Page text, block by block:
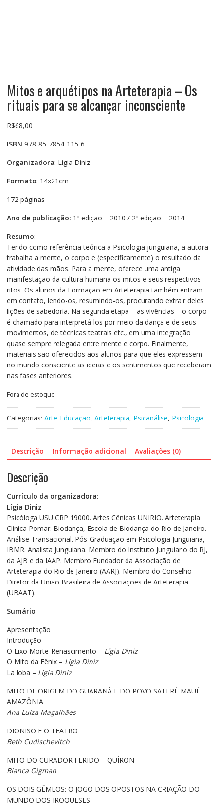
Mitos e arquétipos na Arteterapia – Os
rituais para se alcançar inconsciente
R$68,00
ISBN 978-85-7854-115-6
Organizadora: Lígia Diniz
Formato: 14x21cm
172 páginas
Ano de publicação: 1º edição – 2010 / 2º edição – 2014
Resumo:
Tendo como referência teórica a Psicologia junguiana, a autora
trabalha a mente, o corpo e (especificamente) o resultado da
atividade das mãos. Para a mente, oferece uma antiga
manifestação da cultura humana os mitos e seus respectivos
ritos. Os alunos da Formação em Arteterapia também entram
em contato, lendo-os, resumindo-os, procurando extrair deles
lições de sabedoria. Na segunda etapa – as vivências – o corpo
é chamado para interpretá-los por meio da dança e de seus
movimentos, de técnicas teatrais etc., em uma integração
quase sempre relegada entre mente e corpo. Finalmente,
materiais são oferecidos aos alunos para que eles expressem
no mundo consciente as ideias e os sentimentos que receberam
nas fases anteriores.
Fora de estoque
Categorias: Arte-Educação, Arteterapia, Psicanálise, Psicologia
Descrição Informação adicional Avaliações (0)
Descrição
Currículo da organizadora:
Lígia Diniz
Psicóloga USU CRP 19000. Artes Cênicas UNIRIO. Arteterapia
Clínica Pomar. Biodança, Escola de Biodança do Rio de Janeiro.
Análise Transacional. Pós-Graduação em Psicologia Junguiana,
IBMR. Analista Junguiana. Membro do Instituto Junguiano do RJ,
da AJB e da IAAP. Membro Fundador da Associação de
Arteterapia do Rio de Janeiro (AARJ). Membro do Conselho
Diretor da União Brasileira de Associações de Arteterapia
(UBAAT).
Sumário:
Apresentação
Introdução
O Eixo Morte-Renascimento – Lígia Diniz
O Mito da Fênix – Lígia Diniz
La loba – Lígia Diniz
MITO DE ORIGEM DO GUARANÁ E DO POVO SATERÉ-MAUÉ –
AMAZÔNIA
Ana Luiza Magalhães
DIONISO E O TEATRO
Beth Cudischevitch
MITO DO CURADOR FERIDO – QUÍRON
Bianca Oigman
OS DOIS GÊMEOS: O JOGO DOS OPOSTOS NA CRIAÇÃO DO
MUNDO DOS IROQUESES